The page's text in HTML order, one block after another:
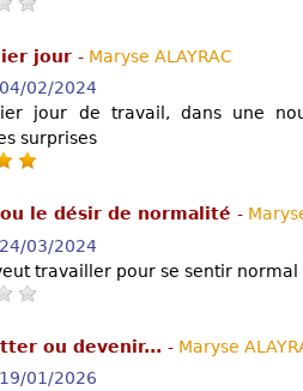
jour - Maryse ALAYRAC
02/2024
jour de travail, dans une
surprises
le désir de normalité -
03/2024
travailler pour se sentir normal
ou devenir... - Maryse
01/2026